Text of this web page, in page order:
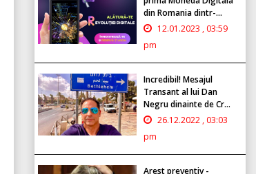
din Romania dintr-...
12.01.2023 , 03:59
pm
Incredibil! Mesajul
Transant al lui Dan
Negru dinainte de Cr...
26.12.2022 , 03:03
pm
Arest preventiv -